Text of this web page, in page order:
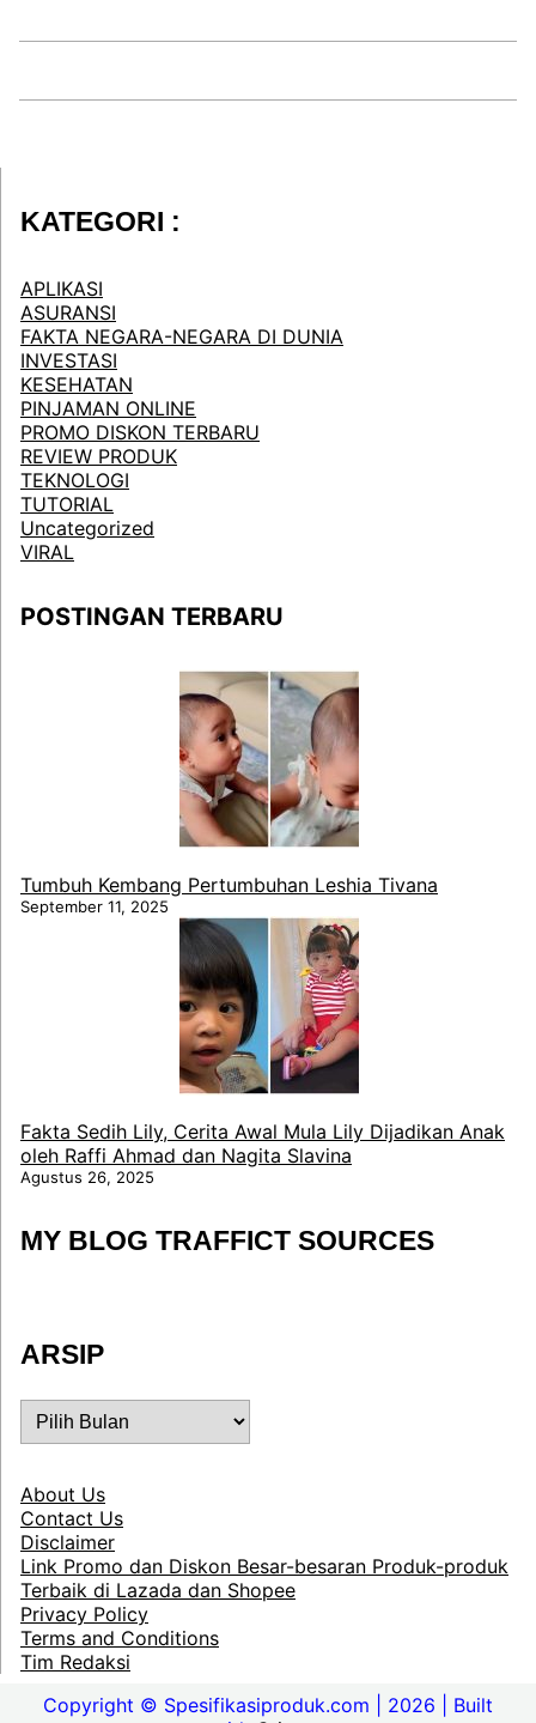
KATEGORI :
APLIKASI
ASURANSI
FAKTA NEGARA-NEGARA DI DUNIA
INVESTASI
KESEHATAN
PINJAMAN ONLINE
PROMO DISKON TERBARU
REVIEW PRODUK
TEKNOLOGI
TUTORIAL
Uncategorized
VIRAL
POSTINGAN TERBARU
Tumbuh Kembang Pertumbuhan Leshia Tivana
September 11, 2025
Fakta Sedih Lily, Cerita Awal Mula Lily Dijadikan Anak
oleh Raffi Ahmad dan Nagita Slavina
Agustus 26, 2025
MY BLOG TRAFFICT SOURCES
ARSIP
ARSIP
About Us
Contact Us
Disclaimer
Link Promo dan Diskon Besar-besaran Produk-produk
Terbaik di Lazada dan Shopee
Privacy Policy
Terms and Conditions
Tim Redaksi
Copyright © Spesifikasiproduk.com | 2026 | Built